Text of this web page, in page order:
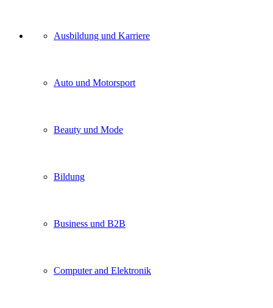
Unser
Kategorien
Ausbildung und Karriere
Auto und Motorsport
Beauty und Mode
Bildung
Business und B2B
Computer and Elektronik